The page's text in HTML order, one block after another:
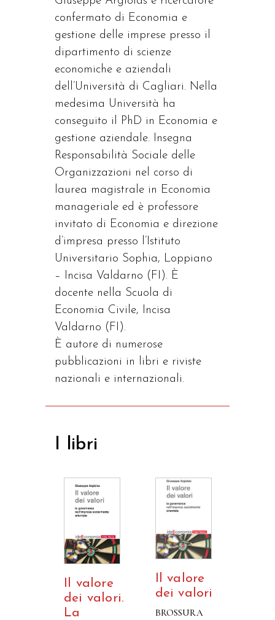
confermato di Economia e
gestione delle imprese presso il
dipartimento di scienze
economiche e aziendali
dell’Università di Cagliari. Nella
medesima Università ha
conseguito il PhD in Economia e
gestione aziendale. Insegna
Responsabilità Sociale delle
Organizzazioni nel corso di
laurea magistrale in Economia
manageriale ed è professore
invitato di Economia e direzione
d’impresa presso l’Istituto
Universitario Sophia, Loppiano
– Incisa Valdarno (FI). È
docente nella Scuola di
Economia Civile, Incisa
Valdarno (FI).
È autore di numerose
pubblicazioni in libri e riviste
nazionali e internazionali.
I libri
Il valore
dei valori.
La
Il valore
dei valori
BROSSURA